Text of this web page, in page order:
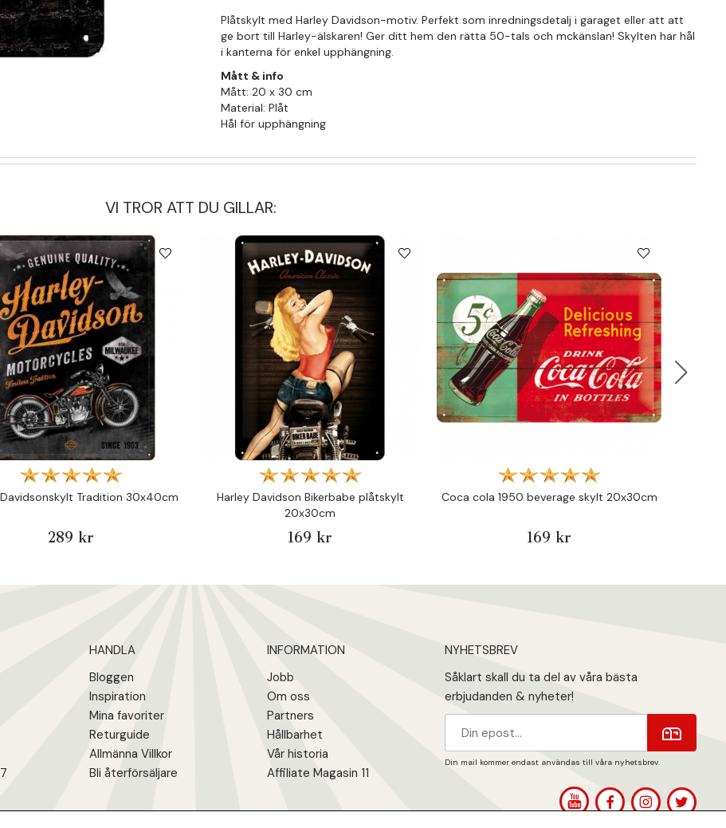
Plåtskylt med Harley Davidson-motiv. Perfekt som inredningsdetalj i garaget eller att att
ge bort till Harley-älskaren! Ger ditt hem den rätta 50-tals och mckänslan! Skylten har hål
i kanterna för enkel upphängning.
Mått & info
Mått: 20 x 30 cm
Material: Plåt
Hål för upphängning
VI TROR ATT DU GILLAR:
Tradition 30x40cm
289 kr
Harley Davidson Bikerbabe plåtskylt
20x30cm
169 kr
Coca cola 1950 beverage skylt 20x30cm
169 kr
HANDLA
Bloggen
Inspiration
Mina favoriter
Returguide
Allmänna Villkor
Bli återförsäljare
INFORMATION
Jobb
Om oss
Partners
Hållbarhet
Vår historia
Affiliate Magasin 11
NYHETSBREV
Såklart skall du ta del av våra bästa
erbjudanden & nyheter!
Din mail kommer endast användas till våra nyhetsbrev.